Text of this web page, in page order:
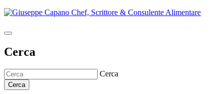
Cerca
Cerca
Cerca